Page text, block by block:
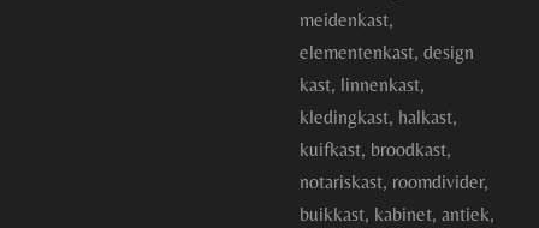
meidenkast,
elementenkast, design
kast, linnenkast,
kledingkast, halkast,
kuifkast, broodkast,
notariskast, roomdivider,
buikkast, kabinet, antiek,